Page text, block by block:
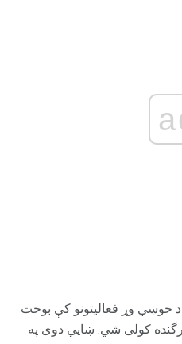
خوښي وړ فعالیتونو کې بوخت
کولی شي. ښايي دوی په